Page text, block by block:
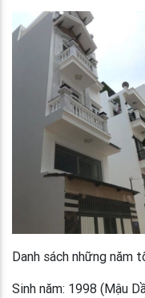
Danh sách những năm
Sinh năm: 1998 (Mậu